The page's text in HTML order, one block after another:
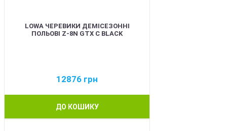
LOWA ЧЕРЕВИКИ ДЕМІСЕЗОННІ
ПОЛЬОВІ Z-8N GTX C BLACK
12876 грн
ДО КОШИКУ